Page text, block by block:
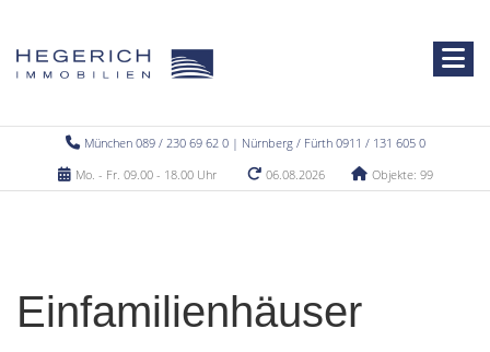
München 089 / 230 69 62 0 | Nürnberg / Fürth 0911 / 131 605 0
Mo. - Fr. 09.00 - 18.00 Uhr
06.08.2026 Objekte: 99
Einfamilienhäuser